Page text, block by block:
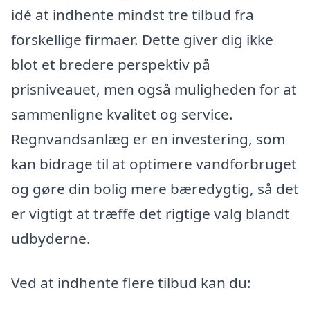
idé at indhente mindst tre tilbud fra
forskellige firmaer. Dette giver dig ikke
blot et bredere perspektiv på
prisniveauet, men også muligheden for at
sammenligne kvalitet og service.
Regnvandsanlæg er en investering, som
kan bidrage til at optimere vandforbruget
og gøre din bolig mere bæredygtig, så det
er vigtigt at træffe det rigtige valg blandt
udbyderne.
Ved at indhente flere tilbud kan du: